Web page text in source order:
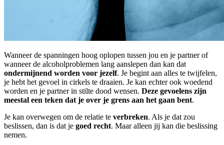
Wanneer de spanningen hoog oplopen tussen jou en je partner of
wanneer de alcoholproblemen lang aanslepen dan kan dat
ondermijnend worden voor jezelf. Je begint aan alles te twijfelen,
je hebt het gevoel in cirkels te draaien. Je kan echter ook woedend
worden en je partner in stilte dood wensen. Deze gevoelens zijn
meestal een teken dat je over je grens aan het gaan bent.
Je kan overwegen om de relatie te verbreken. Als je dat zou
beslissen, dan is dat je goed recht. Maar alleen jij kan die beslissing
nemen.